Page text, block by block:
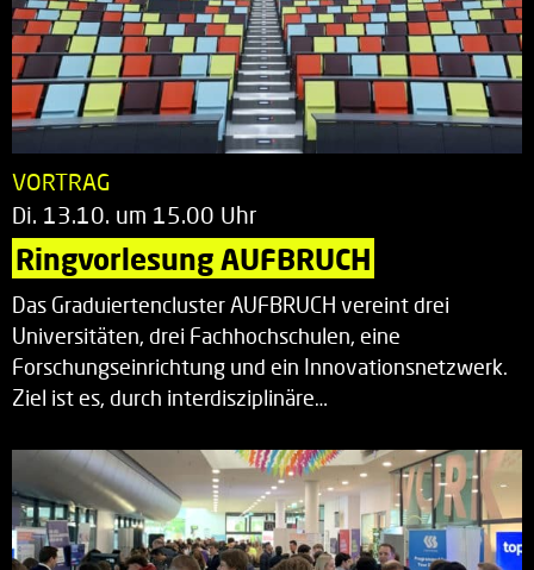
VORTRAG
Di. 13.10. um 15.00 Uhr
Ringvorlesung AUFBRUCH
Das Graduiertencluster AUFBRUCH vereint drei
Universitäten, drei Fachhochschulen, eine
Forschungseinrichtung und ein Innovationsnetzwerk.
Ziel ist es, durch interdisziplinäre…